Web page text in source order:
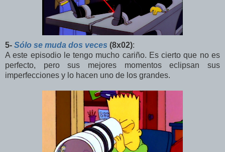
5- Sólo se muda dos veces (8x02):
A este episodio le tengo mucho cariño. Es cierto que no es
perfecto, pero sus mejores momentos eclipsan sus
imperfecciones y lo hacen uno de los grandes.